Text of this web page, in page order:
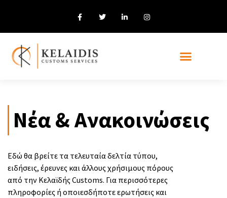
Νέα & Ανακοινώσεις
Εδώ θα βρείτε τα τελευταία δελτία τύπου,
ειδήσεις, έρευνες και άλλους χρήσιμους πόρους
από την Κελαϊδής Customs. Για περισσότερες
πληροφορίες ή οποιεσδήποτε ερωτήσεις και